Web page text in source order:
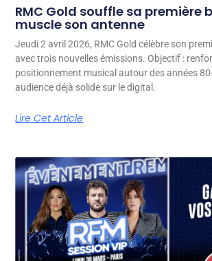
RMC Gold souffle sa première
muscle son antenne
Jeudi 2 avril 2026, RMC Gold célèbre son
avec trois nouvelles émissions. Objectif :
positionnement musical autour des années
audience déjà solide sur le digital.
Lire Cet Article